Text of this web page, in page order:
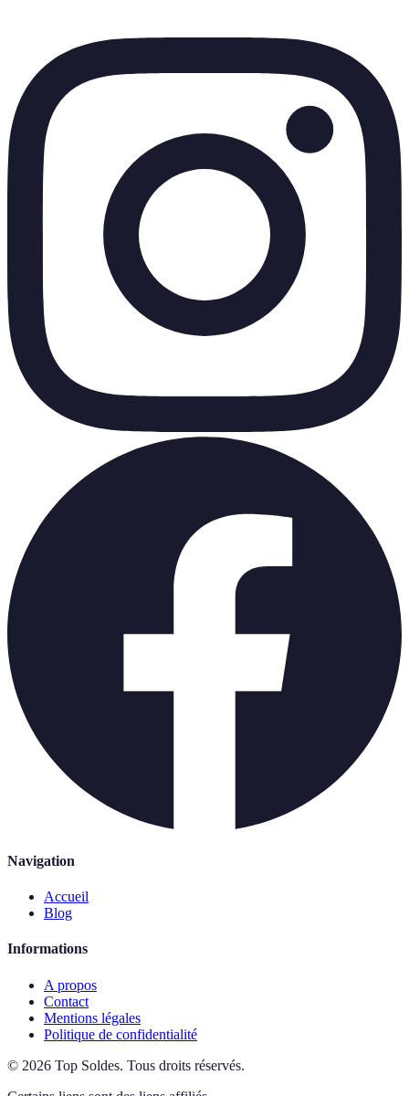
Navigation
Accueil
Blog
Informations
A propos
Contact
Mentions légales
Politique de confidentialité
© 2026 Top Soldes. Tous droits réservés.